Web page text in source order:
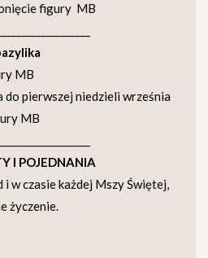
figury MB
MB
do pierwszej niedzieli września
MB
I POJEDNANIA
i w czasie każdej Mszy Świętej,
życzenie.